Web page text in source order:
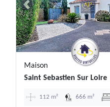
Previous
Maison
Saint Sebastien Sur Loire
112 m² 666 m²